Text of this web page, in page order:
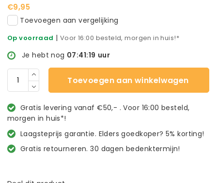
€9,95
Toevoegen aan vergelijking
Op voorraad | Voor 16:00 besteld, morgen in huis!*
Je hebt nog 07:41:18 uur
Toevoegen aan winkelwagen
Gratis levering vanaf €50,- . Voor 16:00 besteld,
morgen in huis*!
Laagsteprijs garantie. Elders goedkoper? 5% korting!
Gratis retourneren. 30 dagen bedenktermijn!